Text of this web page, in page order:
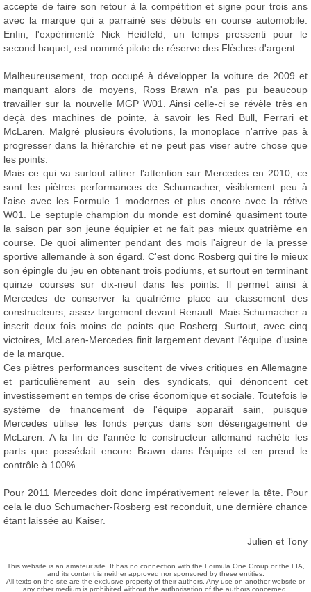
accepte de faire son retour à la compétition et signe pour trois ans
avec la marque qui a parrainé ses débuts en course automobile.
Enfin, l'expérimenté Nick Heidfeld, un temps pressenti pour le
second baquet, est nommé pilote de réserve des Flèches d'argent.
Malheureusement, trop occupé à développer la voiture de 2009 et
manquant alors de moyens, Ross Brawn n'a pas pu beaucoup
travailler sur la nouvelle MGP W01. Ainsi celle-ci se révèle très en
deçà des machines de pointe, à savoir les Red Bull, Ferrari et
McLaren. Malgré plusieurs évolutions, la monoplace n'arrive pas à
progresser dans la hiérarchie et ne peut pas viser autre chose que
les points.
Mais ce qui va surtout attirer l'attention sur Mercedes en 2010, ce
sont les piètres performances de Schumacher, visiblement peu à
l'aise avec les Formule 1 modernes et plus encore avec la rétive
W01. Le septuple champion du monde est dominé quasiment toute
la saison par son jeune équipier et ne fait pas mieux quatrième en
course. De quoi alimenter pendant des mois l'aigreur de la presse
sportive allemande à son égard. C'est donc Rosberg qui tire le mieux
son épingle du jeu en obtenant trois podiums, et surtout en terminant
quinze courses sur dix-neuf dans les points. Il permet ainsi à
Mercedes de conserver la quatrième place au classement des
constructeurs, assez largement devant Renault. Mais Schumacher a
inscrit deux fois moins de points que Rosberg. Surtout, avec cinq
victoires, McLaren-Mercedes finit largement devant l'équipe d'usine
de la marque.
Ces piètres performances suscitent de vives critiques en Allemagne
et particulièrement au sein des syndicats, qui dénoncent cet
investissement en temps de crise économique et sociale. Toutefois le
système de financement de l'équipe apparaît sain, puisque
Mercedes utilise les fonds perçus dans son désengagement de
McLaren. A la fin de l'année le constructeur allemand rachète les
parts que possédait encore Brawn dans l'équipe et en prend le
contrôle à 100%.
Pour 2011 Mercedes doit donc impérativement relever la tête. Pour
cela le duo Schumacher-Rosberg est reconduit, une dernière chance
étant laissée au Kaiser.
Julien et Tony
This website is an amateur site. It has no connection with the Formula One Group or the FIA,
and its content is neither approved nor sponsored by these entities.
All texts on the site are the exclusive property of their authors. Any use on another website or
any other medium is prohibited without the authorisation of the authors concerned.